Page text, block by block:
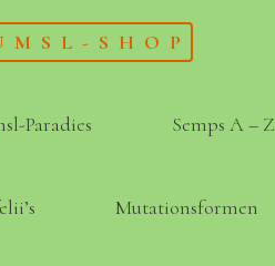
SHOP
Paradies Semps A – Z
Mutationsformen